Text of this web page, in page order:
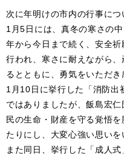
次に年明けの市内の行事につ
1月5日には、真冬の寒さの
年から今日まで続く、安全
行われ、寒さに耐えながら
るとともに、勇気をいただき
1月10日に挙行した「消防出
ではありましたが、飯島宏
民の生命・財産を守る覚悟
たりにし、大変心強い思いを
また同日、挙行した「成人